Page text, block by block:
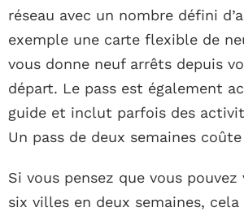
réseau avec un nombre défini
exemple une carte flexible de
vous donne neuf arrêts depuis
départ. Le pass est également
guide et inclut parfois des
Un pass de deux semaines coûte
Si vous pensez que vous
six villes en deux semaines, cela